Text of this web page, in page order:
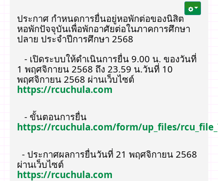
ประกาศ กำหนดการยื่นอยู่หอพักต่อของนิสิต
หอพักปัจจุบันเพื่อพักอาศัยต่อในภาคการศึกษา
ปลาย ประจำปีการศึกษา 2568
- เปิดระบบให้ดำเนินการยื่น 9.00 น. ของวันที่
1 พฤศจิกายน 2568 ถึง 23.59 น.วันที่ 10
พฤศจิกายน 2568 ผ่านเว็บไซต์
https://rcuchula.com
- ขั้นตอนการยื่น
https://rcuchula.com/form/up_files/
- ประกาศผลการยื่นวันที่ 21 พฤศจิกายน 2568
ผ่านเว็บไซต์
https://rcuchula.com